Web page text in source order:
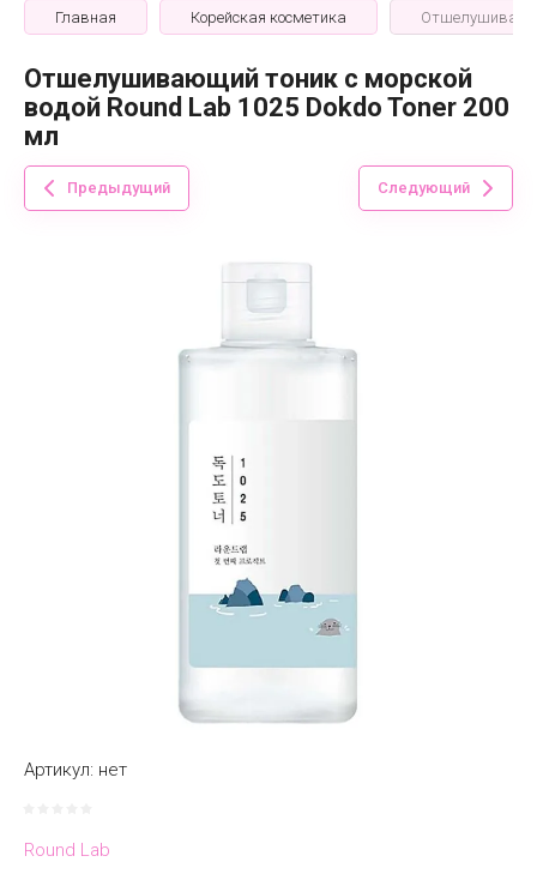
Главная Корейская косметика
Отшелушивающий тоник с морской
водой Round Lab 1025 Dokdo Toner 200
мл
Предыдущий Следующий
Артикул: нет
Round Lab